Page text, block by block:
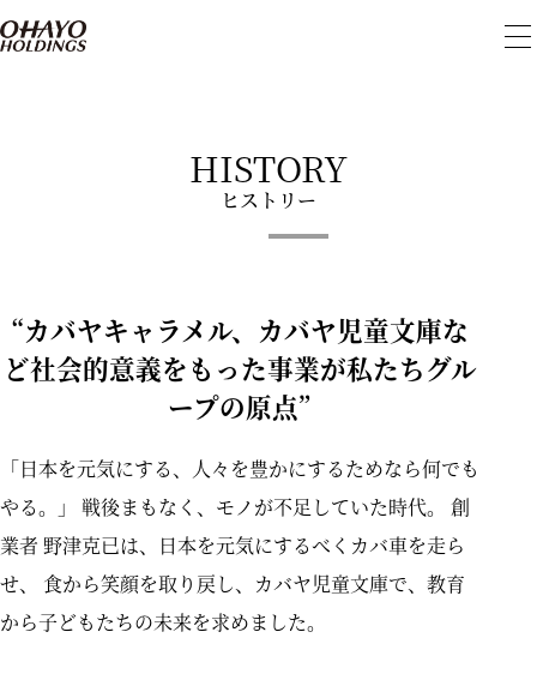
メ
HISTORY
ヒストリー
“カバヤキャラメル、カバヤ児童文庫な
ど社会的意義をもった事業が私たちグル
ープの原点”
「日本を元気にする、人々を豊かにするためなら何でも
やる。」
戦後まもなく、モノが不足していた時代。
創
業者 野津克已は、日本を元気にするべくカバ車を走ら
せ、
食から笑顔を取り戻し、カバヤ児童文庫で、教育
から子どもたちの未来を求めました。